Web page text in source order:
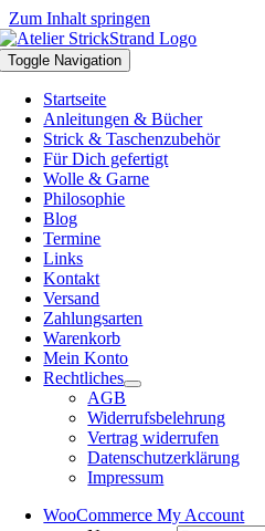
Zum Inhalt springen
Toggle Navigation
Startseite
Anleitungen & Bücher
Strick & Taschenzubehör
Für Dich gefertigt
Wolle & Garne
Philosophie
Blog
Termine
Links
Kontakt
Versand
Zahlungsarten
Warenkorb
Mein Konto
Rechtliches
AGB
Widerrufsbelehrung
Vertrag widerrufen
Datenschutzerklärung
Impressum
WooCommerce My Account